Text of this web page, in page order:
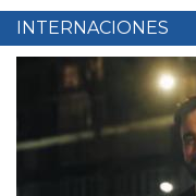
INTERNACIONES